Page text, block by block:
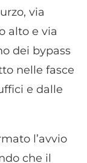
via
alto e via
dei bypass
nelle fasce
e dalle
l’avvio
che il